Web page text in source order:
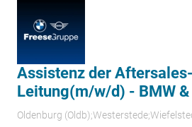
Assistenz der Aftersales-
Leitung(m/w/d) - BMW &
Oldenburg